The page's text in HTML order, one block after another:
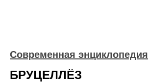
Современная энциклопедия
БРУЦЕЛЛЁЗ